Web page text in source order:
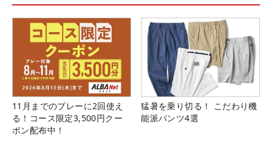
11月までのプレーに2回使え
る！コース限定3,500円クー
ポン配布中！
猛暑を乗り切る！ こだわり機
能派パンツ4選